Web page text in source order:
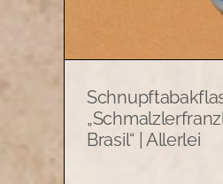
Brasil“ | Allerlei